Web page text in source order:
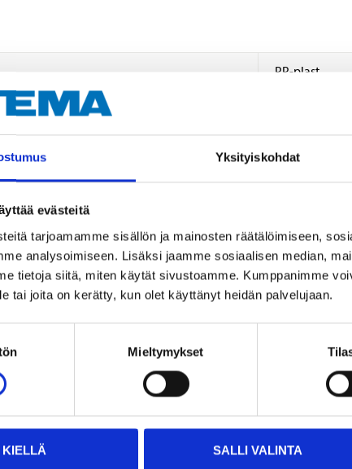
Yksityiskohdat
evästeitä
tarjoamamme sisällön ja mainosten räätälöimiseen,
analysoimiseen. Lisäksi jaamme sosiaalisen median,
tietoja siitä, miten käytät sivustoamme. Kumppanimme
tai joita on kerätty, kun olet käyttänyt heidän palvelujaan.
Mieltymykset
KIELLÄ SALLI VALINTA
PP-plast
73 g
Andra kunder köpte